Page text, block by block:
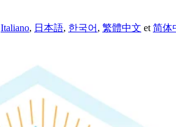
Italiano, 日本語, 한국어 , 繁體中文 et 简体